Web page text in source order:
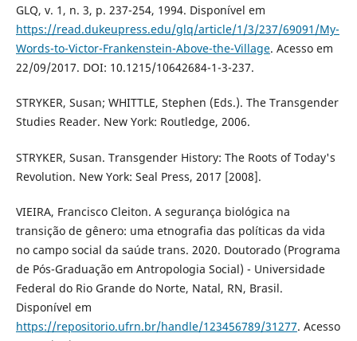
GLQ, v. 1, n. 3, p. 237-254, 1994. Disponível em
https://read.dukeupress.edu/glq/article/1/3/237/69091/My-
Words-to-Victor-Frankenstein-Above-the-Village. Acesso em
22/09/2017. DOI: 10.1215/10642684-1-3-237.
STRYKER, Susan; WHITTLE, Stephen (Eds.). The Transgender
Studies Reader. New York: Routledge, 2006.
STRYKER, Susan. Transgender History: The Roots of Today's
Revolution. New York: Seal Press, 2017 [2008].
VIEIRA, Francisco Cleiton. A segurança biológica na
transição de gênero: uma etnografia das políticas da vida
no campo social da saúde trans. 2020. Doutorado (Programa
de Pós-Graduação em Antropologia Social) - Universidade
Federal do Rio Grande do Norte, Natal, RN, Brasil.
Disponível em
https://repositorio.ufrn.br/handle/123456789/31277. Acesso